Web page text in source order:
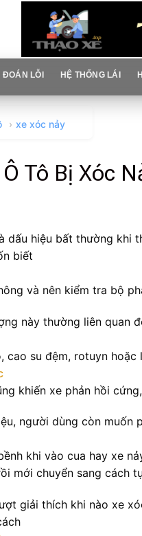
LỖI HỆ THỐNG LÁI
xe xóc nảy
Tô Bị Xóc
dấu hiệu bất thường khi
biết
và nên kiểm tra bộ
này thường liên quan
cao su đệm, rotuyn
khiến xe phản hồi
người dùng còn
khi vào cua hay xe
mới chuyển sang cách
giải thích khi nào xe